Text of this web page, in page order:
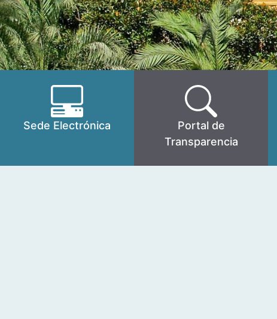
Sede Electrónica
Portal de
Transparencia